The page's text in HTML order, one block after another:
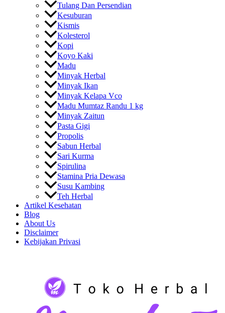
Tulang Dan Persendian
Kesuburan
Kismis
Kolesterol
Kopi
Koyo Kaki
Madu
Minyak Herbal
Minyak Ikan
Minyak Kelapa Vco
Madu Mumtaz Randu 1 kg
Minyak Zaitun
Pasta Gigi
Propolis
Sabun Herbal
Sari Kurma
Spirulina
Stamina Pria Dewasa
Susu Kambing
Teh Herbal
Artikel Kesehatan
Blog
About Us
Disclaimer
Kebijakan Privasi